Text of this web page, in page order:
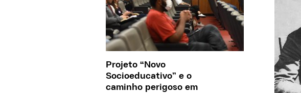
Projeto “Novo
Socioeducativo” e o
caminho perigoso em